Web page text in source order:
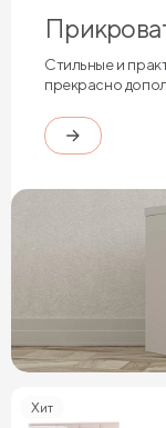
Стильные и
прекрасно
Хит